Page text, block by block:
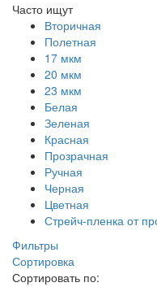
Часто ищут
Вторичная
Полетная
17 мкм
20 мкм
23 мкм
Белая
Зеленая
Красная
Прозрачная
Ручная
Черная
Цветная
Стрейч-пленка от
Фильтры
Сортировка
Сортировать по: